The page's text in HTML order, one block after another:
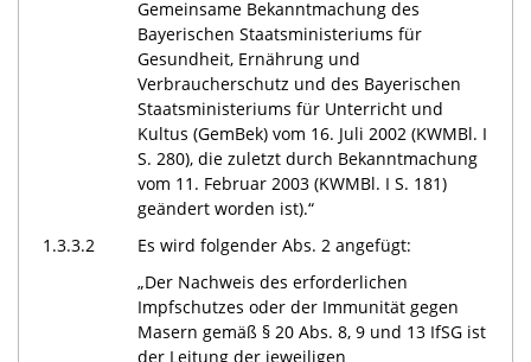
Gemeinsame Bekanntmachung des
Bayerischen Staatsministeriums für
Gesundheit, Ernährung und
Verbraucherschutz und des Bayerischen
Staatsministeriums für Unterricht und
Kultus (GemBek) vom 16. Juli 2002 (KWMBl. I
S. 280), die zuletzt durch Bekanntmachung
vom 11. Februar 2003 (KWMBl. I S. 181)
geändert worden ist).“
1.3.3.2
Es wird folgender Abs. 2 angefügt:
„Der Nachweis des erforderlichen
Impfschutzes oder der Immunität gegen
Masern gemäß § 20 Abs. 8, 9 und 13 IfSG ist
der Leitung der jeweiligen